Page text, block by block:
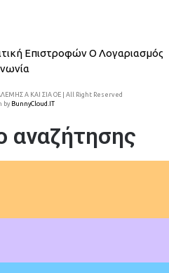
ΕπιστροφώνΟ Λογαριασμός
Α ΚΑΙ ΣΙΑ ΟΕ | All Right Reserved
by BunnyCloud.IT
αναζήτησης